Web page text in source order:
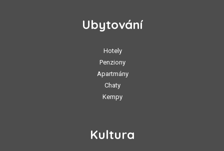
Ubytování
Hotely
Penziony
Apartmány
Chaty
Kempy
Kultura